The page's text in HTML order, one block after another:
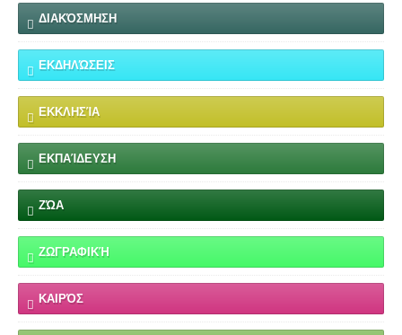
ΔΙΑΚΌΣΜΗΣΗ
ΕΚΔΗΛΏΣΕΙΣ
ΕΚΚΛΗΣΊΑ
ΕΚΠΑΊΔΕΥΣΗ
ΖΏΑ
ΖΩΓΡΑΦΙΚΉ
ΚΑΙΡΌΣ